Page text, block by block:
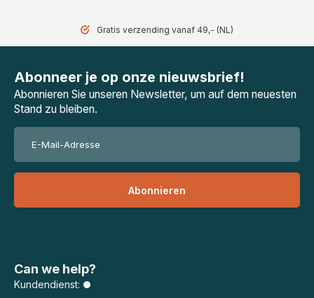
Gratis verzending vanaf 49,- (NL)
Abonneer je op onze nieuwsbrief!
Abonnieren Sie unseren Newsletter, um auf dem neuesten
Stand zu bleiben.
Abonnieren
Can we help?
Kundendienst: